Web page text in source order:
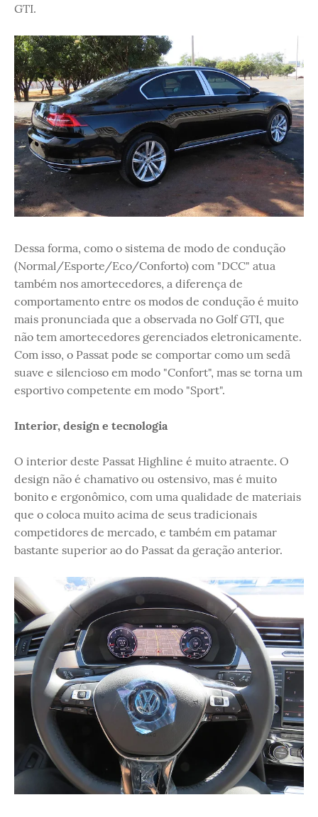
GTI.
Dessa forma, como o sistema de modo de condução
(Normal/Esporte/Eco/Conforto) com "DCC" atua
também nos amortecedores, a diferença de
comportamento entre os modos de condução é muito
mais pronunciada que a observada no Golf GTI, que
não tem amortecedores gerenciados eletronicamente.
Com isso, o Passat pode se comportar como um sedã
suave e silencioso em modo "Confort", mas se torna um
esportivo competente em modo "Sport".
Interior, design e tecnologia
O interior deste Passat Highline é muito atraente. O
design não é chamativo ou ostensivo, mas é muito
bonito e ergonômico, com uma qualidade de materiais
que o coloca muito acima de seus tradicionais
competidores de mercado, e também em patamar
bastante superior ao do Passat da geração anterior.